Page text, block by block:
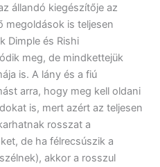
állandó kiegészítője az
megoldások is teljesen
Dimple és Rishi
meg, de mindkettejük
is. A lány és a fiú
arra, hogy meg kell oldani
is, mert azért az teljesen
rosszat a
de ha félrecsúszik a
akkor a rosszul